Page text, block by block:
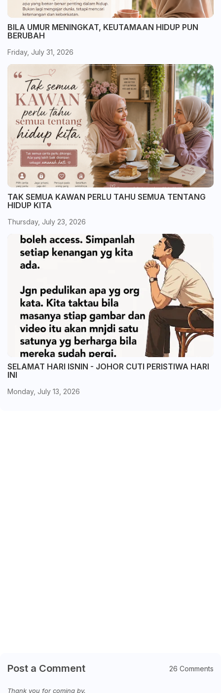
BILA UMUR MENINGKAT, KEUTAMAAN HIDUP PUN
BERUBAH
Friday, July 31, 2026
TAK SEMUA KAWAN PERLU TAHU SEMUA TENTANG
HIDUP KITA
Thursday, July 23, 2026
SELAMAT HARI ISNIN - JOHOR CUTI PERISTIWA HARI
INI
Monday, July 13, 2026
Post a Comment 26 Comments
Thank you for coming by.